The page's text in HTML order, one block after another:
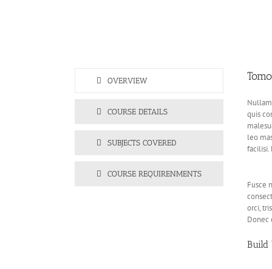
OVERVIEW
COURSE DETAILS
SUBJECTS COVERED
COURSE REQUIRENMENTS
quis
leo
facilisi.
Fusce
orci,
Donec
Build